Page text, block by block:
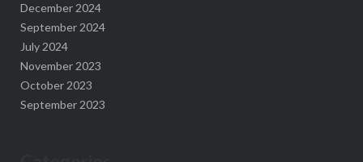
December 2024
September 2024
July 2024
November 2023
October 2023
September 2023